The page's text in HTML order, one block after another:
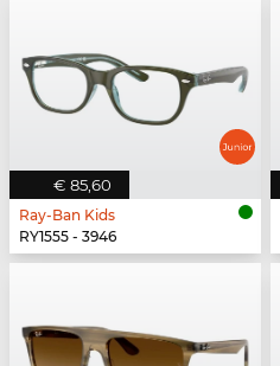
€ 85,60
Ray-Ban Kids
RY1555 - 3946